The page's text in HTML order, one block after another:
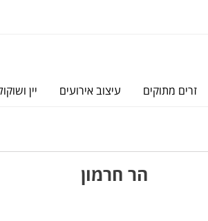
זרים מתוקים עיצוב אירועים יין
הר חרמון